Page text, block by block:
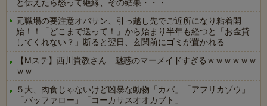
と伝えたら怒って絶縁、その結果・・・
元職場の要注意オバサン、引っ越し先でご近所になり粘着開
始！！「どこまで送って！」から始まり半年も経つと「お金貸
してくれない？」断ると翌日、玄関前にゴミが置かれる
【Mステ】西川貴教さん 魅惑のマーメイドすぎるｗｗｗｗｗｗ
ｗｗ
５大、肉食じゃないけど凶暴な動物「カバ」「アフリカゾウ」
「バッファロー」「コーカサスオオカブト」